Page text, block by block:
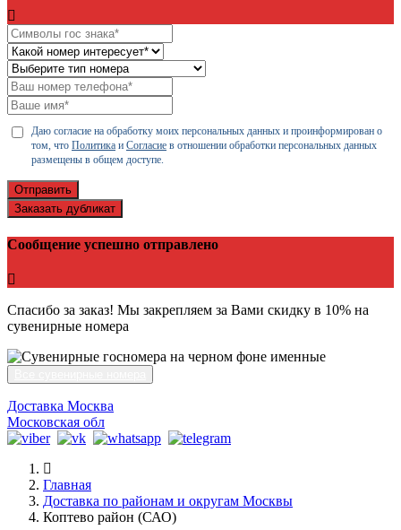
Даю согласие на обработку моих персональных данных и проинформирован о
том, что Политика и Согласие в отношении обработки персональных данных
размещены в общем доступе.
Отправить
Заказать дубликат
Сообщение успешно отправлено
Спасибо за заказ! Мы закрепляем за Вами скидку в 10% на
сувенирные номера
Доставка Москва
Московская обл
Главная
Доставка по районам и округам Москвы
Коптево район (САО)